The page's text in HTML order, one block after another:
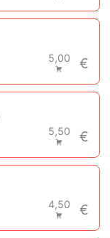
5,00 €
5,50 €
4,50 €